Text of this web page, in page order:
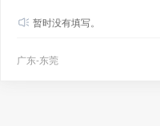
暂时没有填写。
广东-东莞